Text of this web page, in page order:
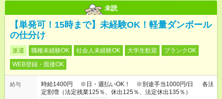
未読
【単発可！15時まで】未経験OK！軽量ダンボール
の仕分け
派遣 職種未経験OK 社会人未経験OK 大学生歓迎
ブランクOK
WEB登録・面接OK
給与
時給1400円 ※日・週払いOK！ ※別途手当1000円/日 各法
定割増（法定残業125％、休出125％、法定休出135％）